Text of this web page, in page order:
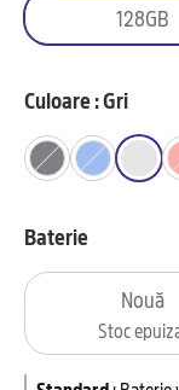
128GB
Culoare : Gri
Baterie
Nouă
Stoc